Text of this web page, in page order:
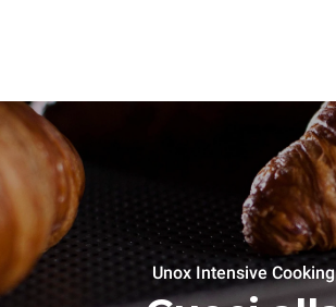
Unox Intensive Cooking